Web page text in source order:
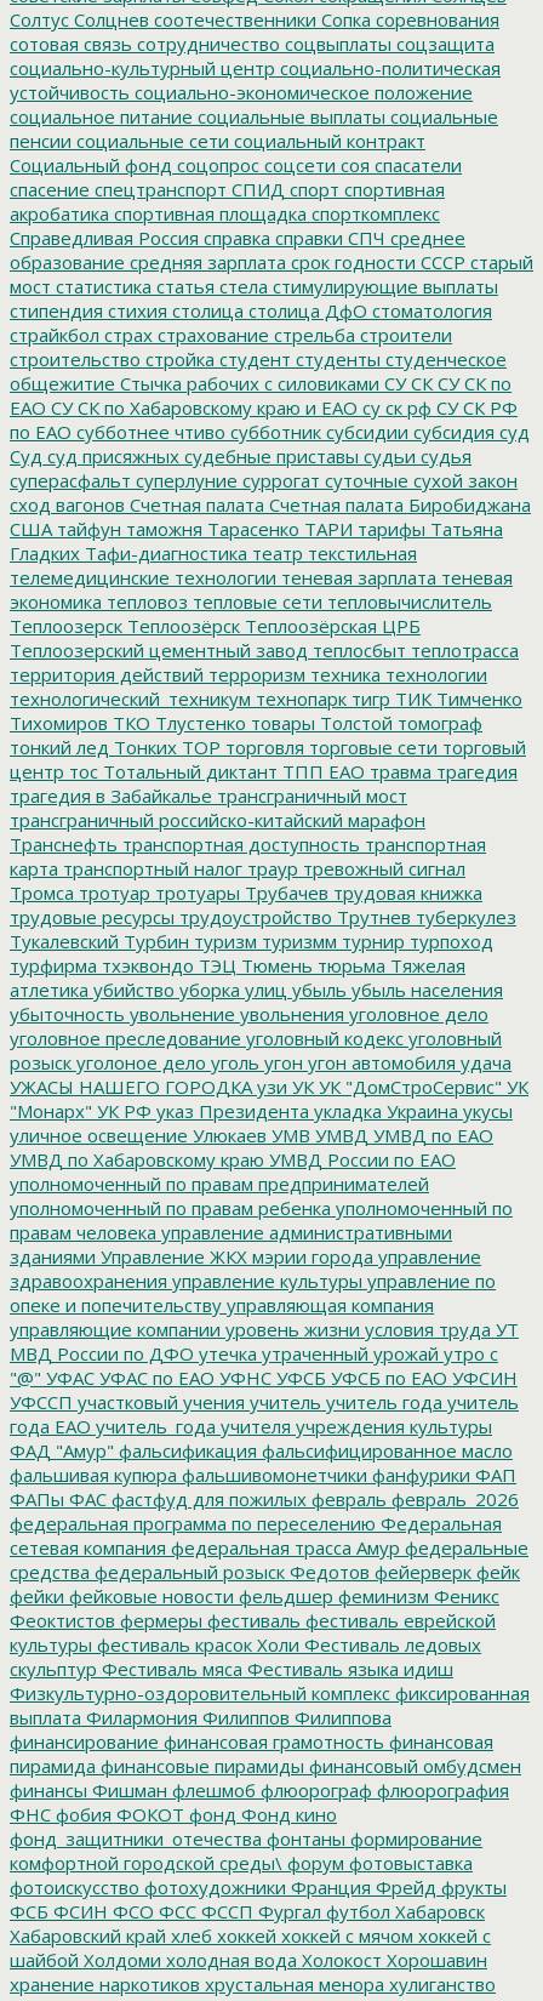
Солтус Солцнев соотечественники Сопка соревнования
сотовая связь сотрудничество соцвыплаты соцзащита
социально-культурный центр социально-политическая
устойчивость социально-экономическое положение
социальное питание социальные выплаты социальные
пенсии социальные сети социальный контракт
Социальный фонд соцопрос соцсети соя спасатели
спасение спецтранспорт СПИД спорт спортивная
акробатика спортивная площадка спорткомплекс
Справедливая Россия справка справки СПЧ среднее
образование средняя зарплата срок годности СССР старый
мост статистика статья стела стимулирующие выплаты
стипендия стихия столица столица ДфО стоматология
страйкбол страх страхование стрельба строители
строительство стройка студент студенты студенческое
общежитие Стычка рабочих с силовиками СУ СК СУ СК по
ЕАО СУ СК по Хабаровскому краю и ЕАО су ск рф СУ СК РФ
по ЕАО субботнее чтиво субботник субсидии субсидия суд
Суд суд присяжных судебные приставы судьи судья
суперасфальт суперлуние суррогат суточные сухой закон
сход вагонов Счетная палата Счетная палата Биробиджана
США тайфун таможня Тарасенко ТАРИ тарифы Татьяна
Гладких Тафи-диагностика театр текстильная
телемедицинские технологии теневая зарплата теневая
экономика тепловоз тепловые сети тепловычислитель
Теплоозерск Теплоозёрск Теплоозёрская ЦРБ
Теплоозерский цементный завод теплосбыт теплотрасса
территория действий терроризм техника технологии
технологический_техникум технопарк тигр ТИК Тимченко
Тихомиров ТКО Тлустенко товары Толстой томограф
тонкий лед Тонких ТОР торговля торговые сети торговый
центр тос Тотальный диктант ТПП ЕАО травма трагедия
трагедия в Забайкалье трансграничный мост
трансграничный российско-китайский марафон
Транснефть транспортная доступность транспортная
карта транспортный налог траур тревожный сигнал
Тромса тротуар тротуары Трубачев трудовая книжка
трудовые ресурсы трудоустройство Трутнев туберкулез
Тукалевский Турбин туризм туризмм турнир турпоход
турфирма тхэквондо ТЭЦ Тюмень тюрьма Тяжелая
атлетика убийство уборка улиц убыль убыль населения
убыточность увольнение увольнения уголовное дело
уголовное преследование уголовный кодекс уголовный
розыск уголоное дело уголь угон угон автомобиля удача
УЖАСЫ НАШЕГО ГОРОДКА узи УК УК "ДомСтроСервис" УК
"Монарх" УК РФ указ Президента укладка Украина укусы
уличное освещение Улюкаев УМВ УМВД УМВД по ЕАО
УМВД по Хабаровскому краю УМВД России по ЕАО
уполномоченный по правам предпринимателей
уполномоченный по правам ребенка уполномоченный по
правам человека управление административными
зданиями Управление ЖКХ мэрии города управление
здравоохранения управление культуры управление по
опеке и попечительству управляющая компания
управляющие компании уровень жизни условия труда УТ
МВД России по ДФО утечка утраченный урожай утро с
"@" УФАС УФАС по ЕАО УФНС УФСБ УФСБ по ЕАО УФСИН
УФССП участковый учения учитель учитель года учитель
года ЕАО учитель_года учителя учреждения культуры
ФАД "Амур" фальсификация фальсифицированное масло
фальшивая купюра фальшивомонетчики фанфурики ФАП
ФАПы ФАС фастфуд для пожилых февраль февраль_2026
федеральная программа по переселению Федеральная
сетевая компания федеральная трасса Амур федеральные
средства федеральный розыск Федотов фейерверк фейк
фейки фейковые новости фельдшер феминизм Феникс
Феоктистов фермеры фестиваль фестиваль еврейской
культуры фестиваль красок Холи Фестиваль ледовых
скульптур Фестиваль мяса Фестиваль языка идиш
Физкультурно-оздоровительный комплекс фиксированная
выплата Филармония Филиппов Филиппова
финансирование финансовая грамотность финансовая
пирамида финансовые пирамиды финансовый омбудсмен
финансы Фишман флешмоб флюорограф флюорография
ФНС фобия ФОКОТ фонд Фонд кино
фонд_защитники_отечества фонтаны формирование
комфортной городской среды\ форум фотовыставка
фотоискусство фотохудожники Франция Фрейд фрукты
ФСБ ФСИН ФСО ФСС ФССП Фургал футбол Хабаровск
Хабаровский край хлеб хоккей хоккей с мячом хоккей с
шайбой Холдоми холодная вода Холокост Хорошавин
хранение наркотиков хрустальная менора хулиганство